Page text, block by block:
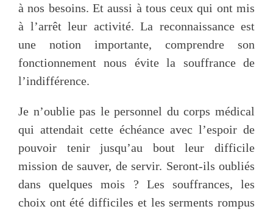
à nos besoins. Et aussi à tous ceux qui ont mis
à l’arrêt leur activité. La reconnaissance est
une notion importante, comprendre son
fonctionnement nous évite la souffrance de
l’indifférence.
Je n’oublie pas le personnel du corps médical
qui attendait cette échéance avec l’espoir de
pouvoir tenir jusqu’au bout leur difficile
mission de sauver, de servir. Seront-ils oubliés
dans quelques mois ? Les souffrances, les
choix ont été difficiles et les serments rompus